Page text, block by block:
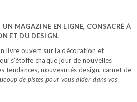
UN MAGAZINE EN LIGNE, CONSACRÉ À
ET DU DESIGN.
livre ouvert sur la décoration et
s’étoffe chaque jour de nouvelles
tendances, nouveautés design, carnet de
de pistes pour vous aider dans vos